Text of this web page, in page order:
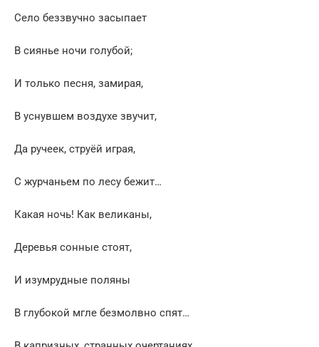
Село беззвучно засыпает
В сиянье ночи голубой;
И только песня, замирая,
В уснувшем воздухе звучит,
Да ручеек, струёй играя,
С журчаньем по лесу бежит…
Какая ночь! Как великаны,
Деревья сонные стоят,
И изумрудные поляны
В глубокой мгле безмолвно спят…